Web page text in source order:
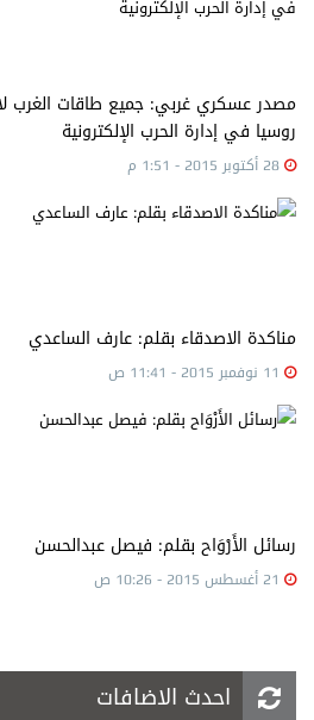
روسيا في إدارة الحرب الإلكترونية
مناكدة الاصدقاء بقلم: عارف الساعدي
رسائل الأَرْوَاح بقلم: فيصل عبدالحسن
احدث الاضافات